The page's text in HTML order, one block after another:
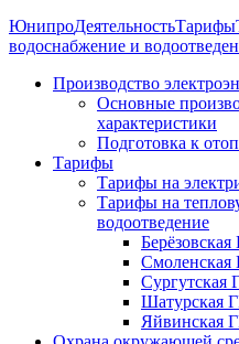
ЮнипроДеятельностьТарифы
водоснабжение и
Производство
Основные
характеристики
Подготовка к
Тарифы
Тарифы на
Тарифы на
водоотведение
Сургутская
Шатурская
Яйвинская